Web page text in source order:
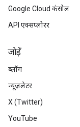
Google Cloud कंसोल
API एक्सप्लोरर
जोड़ें
ब्लॉग
न्यूज़लेटर
X (Twitter)
YouTube